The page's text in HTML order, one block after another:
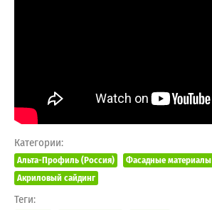
Категории:
Альта-Профиль (Россия)
Фасадные материалы
Акриловый сайдинг
Теги: